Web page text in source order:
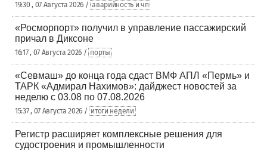
19:30 , 07 Августа 2026 / аварийность и чп
«Росморпорт» получил в управление пассажирский
причал в Диксоне
16:17 , 07 Августа 2026 / порты
«Севмаш» до конца года сдаст ВМФ АПЛ «Пермь» и
ТАРК «Адмирал Нахимов»: дайджест новостей за
неделю с 03.08 по 07.08.2026
15:37 , 07 Августа 2026 / итоги недели
Регистр расширяет комплексные решения для
судостроения и промышленности